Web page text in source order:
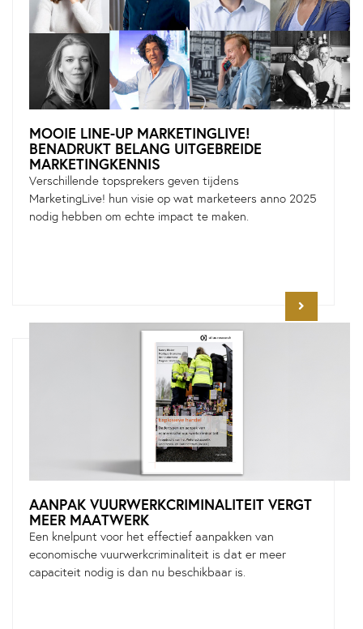
MOOIE LINE-UP MARKETINGLIVE!
BENADRUKT BELANG UITGEBREIDE
MARKETINGKENNIS
Verschillende topsprekers geven tijdens
MarketingLive! hun visie op wat marketeers anno 2025
nodig hebben om echte impact te maken.
AANPAK VUURWERKCRIMINALITEIT VERGT
MEER MAATWERK
Een knelpunt voor het effectief aanpakken van
economische vuurwerkcriminaliteit is dat er meer
capaciteit nodig is dan nu beschikbaar is.